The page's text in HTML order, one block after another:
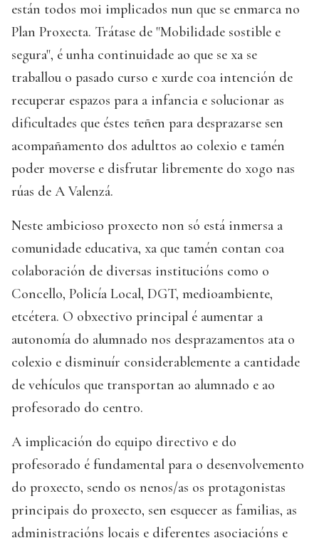
están todos moi implicados nun que se enmarca no
Plan Proxecta. Trátase de "Mobilidade sostible e
segura", é unha continuidade ao que se xa se
traballou o pasado curso e xurde coa intención de
recuperar espazos para a infancia e solucionar as
dificultades que éstes teñen para desprazarse sen
acompañamento dos adulttos ao colexio e tamén
poder moverse e disfrutar libremente do xogo nas
rúas de A Valenzá.
Neste ambicioso proxecto non só está inmersa a
comunidade educativa, xa que tamén contan coa
colaboración de diversas institucións como o
Concello, Policía Local, DGT, medioambiente,
etcétera. O obxectivo principal é aumentar a
autonomía do alumnado nos desprazamentos ata o
colexio e disminuír considerablemente a cantidade
de vehículos que transportan ao alumnado e ao
profesorado do centro.
A implicación do equipo directivo e do
profesorado é fundamental para o desenvolvemento
do proxecto, sendo os nenos/as os protagonistas
principais do proxecto, sen esquecer as familias, as
administracións locais e diferentes asociacións e